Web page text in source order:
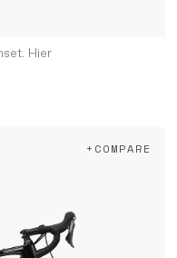
Hier
+COMPARE